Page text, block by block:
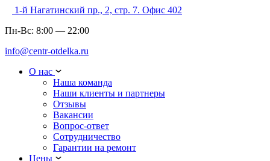
1-й Нагатинский пр., 2, стр. 7. Офис 402
Пн-Вс: 8:00 — 22:00
info@centr-otdelka.ru
О нас
Наша команда
Наши клиенты и партнеры
Отзывы
Вакансии
Вопрос-ответ
Сотрудничество
Гарантии на ремонт
Цены